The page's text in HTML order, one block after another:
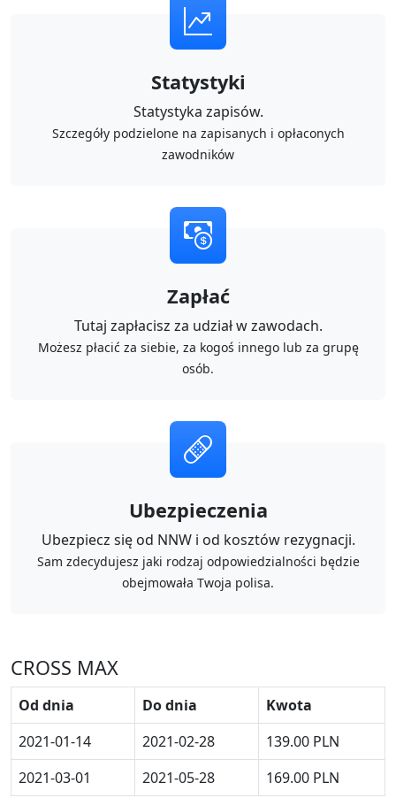
Statystyki
Statystyka zapisów.
Szczegóły podzielone na zapisanych i opłaconych
zawodników
Zapłać
Tutaj zapłacisz za udział w zawodach.
Możesz płacić za siebie, za kogoś innego lub za grupę
osób.
Ubezpieczenia
Ubezpiecz się od NNW i od kosztów rezygnacji.
Sam zdecydujesz jaki rodzaj odpowiedzialności będzie
obejmowała Twoja polisa.
CROSS MAX
Od dnia Do dnia
Kwota
2021-01-14
2021-02-28
139.00 PLN
2021-03-01
2021-05-28 169.00 PLN